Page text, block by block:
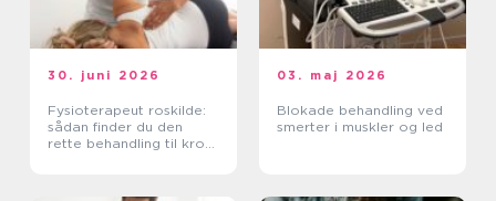
30. juni 2026
Fysioterapeut roskilde:
sådan finder du den
rette behandling til krop
03. maj 2026
Blokade behandling ved
smerter i muskler og led